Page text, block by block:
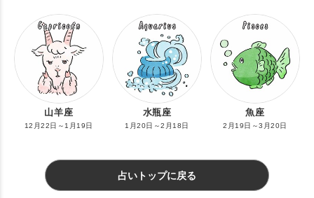
山羊座
12月22日～1月19日
水瓶座
1月20日～2月18日
魚座
2月19日～3月20日
占いトップに戻る